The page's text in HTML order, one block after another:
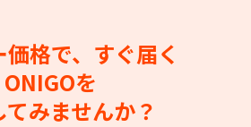
格で、すぐ届く
ONIGOを
みませんか？